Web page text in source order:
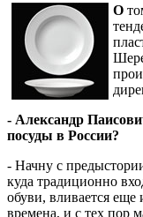
О
- Александр
посуды в России?
- Начну с
куда традиционно
обуви, вливается еще
времена, и с тех пор